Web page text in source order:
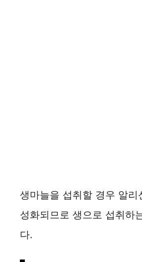
생마늘을 섭취할 경우 알리
성화되므로 생으로 섭취하
다.